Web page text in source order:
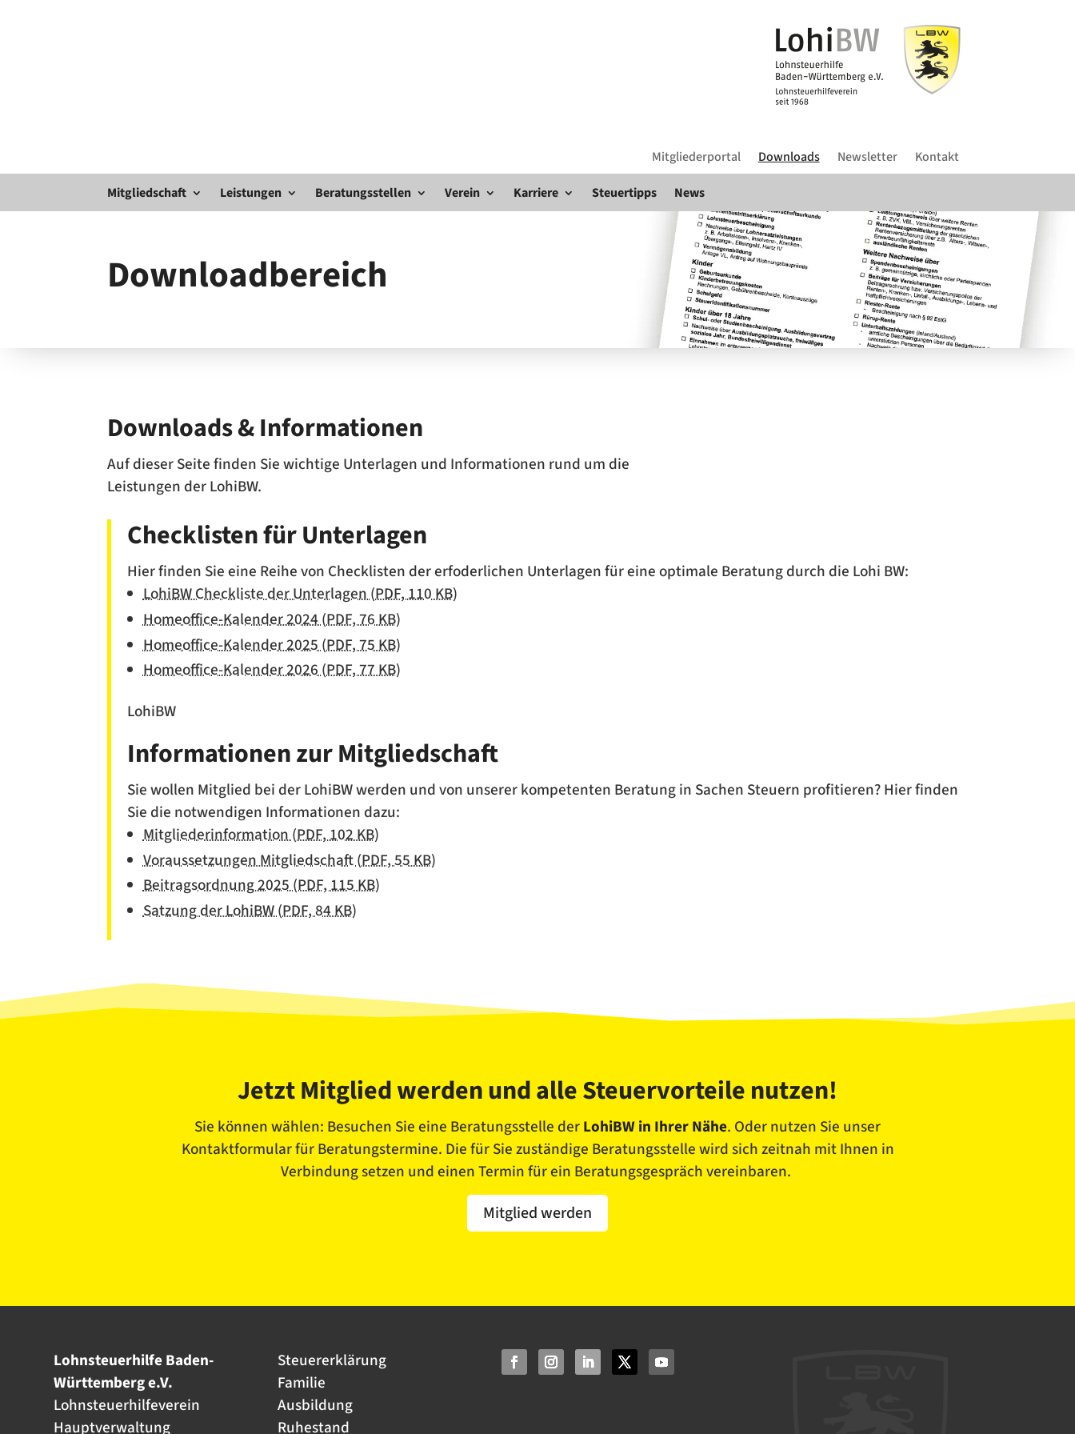
Mitgliederportal Downloads Newsletter Kontakt
Mitgliedschaft Leistungen Beratungsstellen Verein Karriere Steuertipps News
Downloadbereich
Downloads & Informationen
Auf dieser Seite finden Sie wichtige Unterlagen und Informationen rund um die
Leistungen der LohiBW.
Checklisten für Unterlagen
Hier finden Sie eine Reihe von Checklisten der erfoderlichen Unterlagen für eine optimale Beratung durch die Lohi BW:
LohiBW Checkliste der Unterlagen (PDF, 110 KB)
Homeoffice-Kalender 2024 (PDF, 76 KB)
Homeoffice-Kalender 2025 (PDF, 75 KB)
Homeoffice-Kalender 2026 (PDF, 77 KB)
LohiBW
Informationen zur Mitgliedschaft
Sie wollen Mitglied bei der LohiBW werden und von unserer kompetenten Beratung in Sachen Steuern profitieren? Hier finden
Sie die notwendigen Informationen dazu:
Mitgliederinformation (PDF, 102 KB)
Voraussetzungen Mitgliedschaft (PDF, 55 KB)
Beitragsordnung 2025 (PDF, 115 KB)
Satzung der LohiBW (PDF, 84 KB)
Jetzt Mitglied werden und alle Steuervorteile nutzen!
Sie können wählen: Besuchen Sie eine Beratungsstelle derLohiBW in Ihrer Nähe. Oder nutzen Sie unser
Kontaktformular für Beratungstermine. Die für Sie zuständige Beratungsstelle wird sich zeitnah mit Ihnen in
Verbindung setzen und einen Termin für ein Beratungsgespräch vereinbaren.
Mitglied werden
Lohnsteuerhilfe Baden-
Württemberg e.V.
Lohnsteuerhilfeverein
Hauptverwaltung
Steuererklärung
Familie
Ausbildung
Ruhestand